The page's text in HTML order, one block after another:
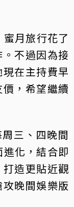
月旅行花了
不過因為接
在主持費早
，希望繼續
三、四晚間
化，結合即
造更貼近觀
晚間娛樂版